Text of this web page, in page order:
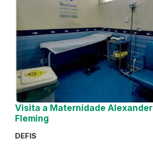
Visita a Maternidade Alexander
Fleming
DEFIS